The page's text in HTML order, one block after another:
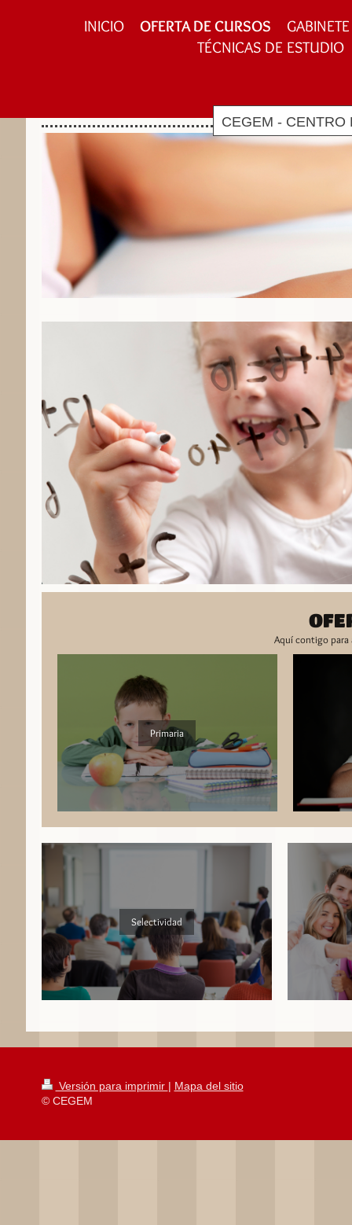
INICIO OFERTA DE CURSOS
TÉCNICAS DE ESTUDIO
CEGEM - CENTRO
Aquí contigo para
Primaria
Selectividad
Versión para imprimir | Mapa del sitio
© CEGEM